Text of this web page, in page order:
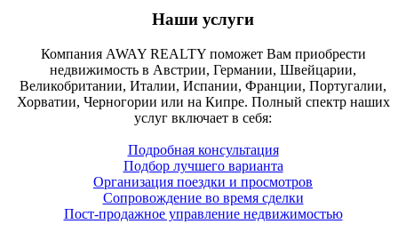
Наши услуги
Компания AWAY REALTY поможет Вам приобрести
недвижимость в Австрии, Германии, Швейцарии,
Великобритании, Италии, Испании, Франции, Португалии,
Хорватии, Черногории или на Кипре. Полный спектр наших
услуг включает в себя:
Подробная консультация
Подбор лучшего варианта
Организация поездки и просмотров
Сопровождение во время сделки
Пост-продажное управление недвижимостью